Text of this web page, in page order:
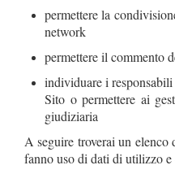
permettere la
network
permettere il commento
individuare i
Sito o permettere ai
giudiziaria
A seguire troverai un elenco
fanno uso di dati di utilizzo